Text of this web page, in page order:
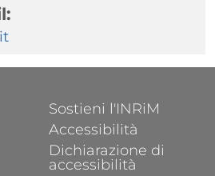
FOOTER 2
Sostieni l'INRiM
Accessibilità
Dichiarazione di
accessibilità